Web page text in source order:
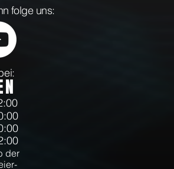
folge uns:
der